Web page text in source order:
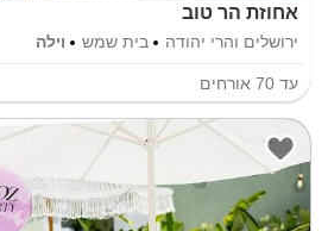
אחוזת הר טוב
ירושלים והרי יהודה בית שמש וילה
עד 70 אורחים